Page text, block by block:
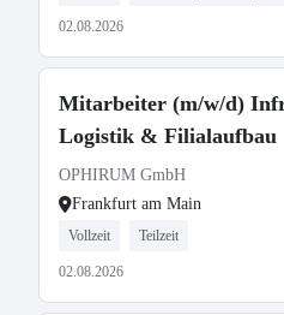
02.08.2026
Mitarbeiter (m/w/d)
Logistik & Filialaufbau
OPHIRUM GmbH
Frankfurt am Main
Vollzeit Teilzeit
02.08.2026